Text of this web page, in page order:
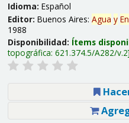
Idioma: Español
Editor: Buenos Aires: Agua y
1988
Disponibilidad: Ítems
topográfica: 621.374.5/A282/v.2